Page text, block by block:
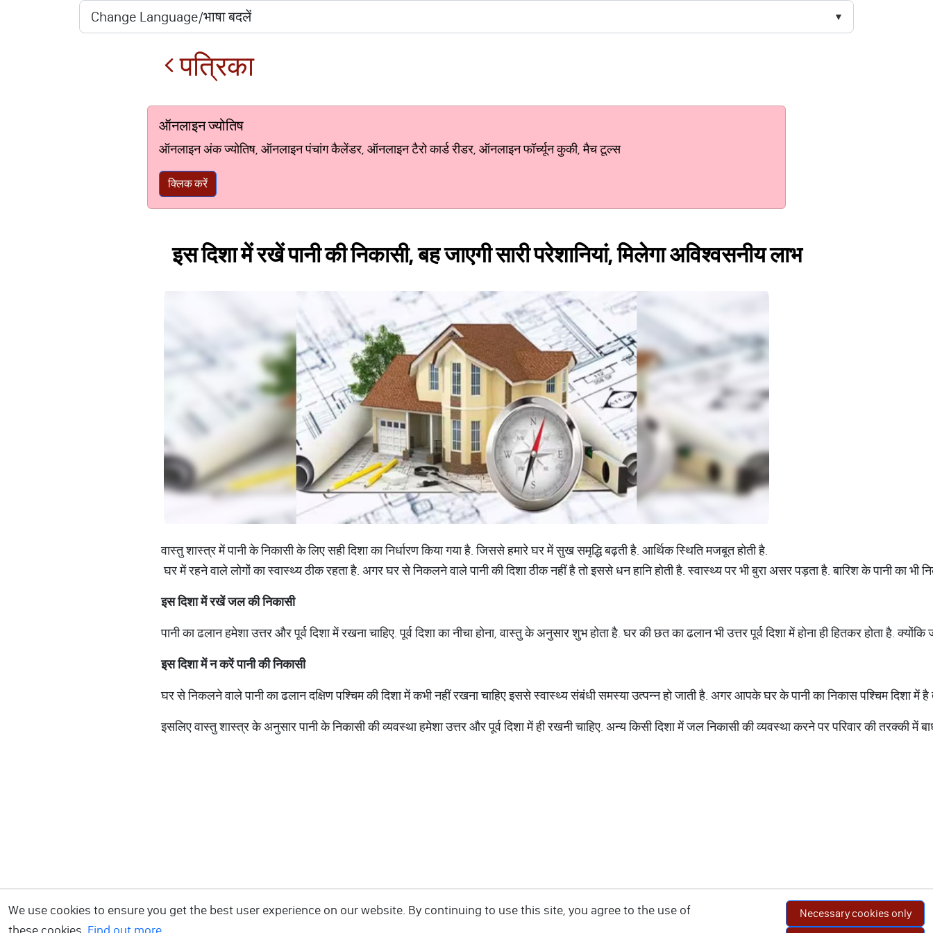
पत्रिका
ऑनलाइन ज्योतिष
ऑनलाइन अंक ज्योतिष, ऑनलाइन पंचांग कैलेंडर, ऑनलाइन टैरो कार्ड रीडर, ऑनलाइन फॉर्च्यून कुकी, मैच टूल्स
क्लिक करें
इस दिशा में रखें पानी की निकासी, बह जाएगी सारी परेशानियां, मिलेगा अविश्वसनीय लाभ
वास्तु शास्त्र में पानी के निकासी के लिए सही दिशा का निर्धारण किया गया है. जिससे हमारे घर में सुख समृद्धि बढ़ती है. आर्थिक स्थिति मजबूत होती है.
घर में रहने वाले लोगों का स्वास्थ्य ठीक रहता है. अगर घर से निकलने वाले पानी की दिशा ठीक नहीं है तो इससे धन हानि होती है. स्वास्थ्य पर भी बुरा असर पड़ता है. बारिश के पानी का भी
इसदिशामेंरखेंजलकीनिकासी
पानी का ढलान हमेशा उत्तर और पूर्व दिशा में रखना चाहिए. पूर्व दिशा का नीचा होना, वास्तु के अनुसार शुभ होता है. घर की छत का ढलान भी उत्तर पूर्व दिशा में होना ही हितकर होता
इसदिशामेंनकरेंपानीकीनिकासी
घर से निकलने वाले पानी का ढलान दक्षिण पश्चिम की दिशा में कभी नहीं रखना चाहिए इससे स्वास्थ्य संबंधी समस्या उत्पन्न हो जाती है. अगर आपके घर के पानी का निकास पश्चिम दिशा
इसलिए वास्तु शास्त्र के अनुसार पानी के निकासी की व्यवस्था हमेशा उत्तर और पूर्व दिशा में ही रखनी चाहिए. अन्य किसी दिशा में जल निकासी की व्यवस्था करने पर परिवार की तरक्की में
We use cookies to ensure you get the best user experience on our website. By continuing to use this site, you agree to the use of
Necessary cookies only